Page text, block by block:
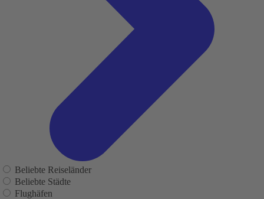
Beliebte Reiseländer
Beliebte Städte
Flughäfen